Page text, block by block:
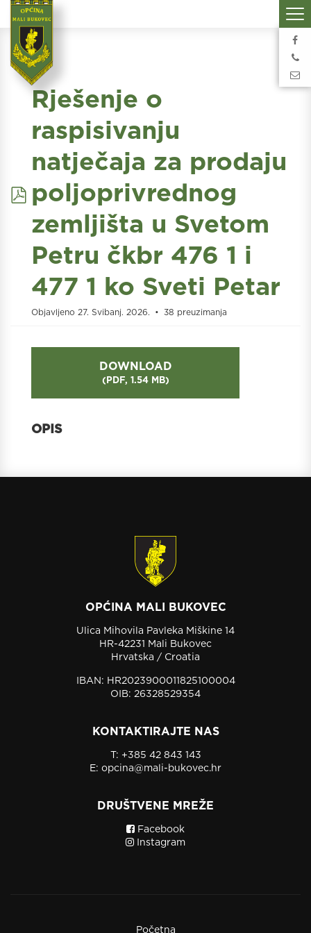
pdf
Rješenje o
raspisivanju
natječaja za prodaju
poljoprivrednog
zemljišta u Svetom
Petru čkbr 476 1 i
477 1 ko Sveti Petar
Objavljeno 27. Svibanj. 2026. 38 preuzimanja
DOWNLOAD
( PDF, 1.54 MB)
OPĆINA MALI BUKOVEC
Ulica Mihovila Pavleka Miškine 14
HR-42231 Mali Bukovec
Hrvatska / Croatia
IBAN: HR2023900011825100004
OIB: 26328529354
KONTAKTIRAJTE NAS
T: +385 42 843 143
E: opcina@mali-bukovec.hr
DRUŠTVENE MREŽE
Facebook
Instagram
Početna